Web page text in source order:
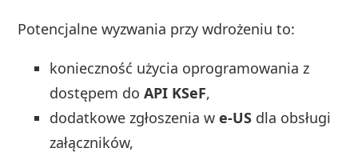
Potencjalne wyzwania przy wdrożeniu to:
konieczność użycia oprogramowania z
dostępem doAPI KSeF,
dodatkowe zgłoszenia we-US dla obsługi
załączników,